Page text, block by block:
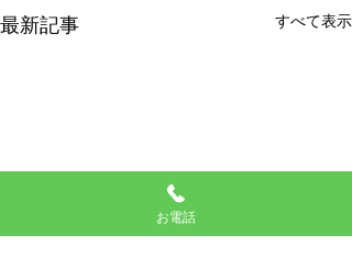
最新記事 すべて表示
お電話